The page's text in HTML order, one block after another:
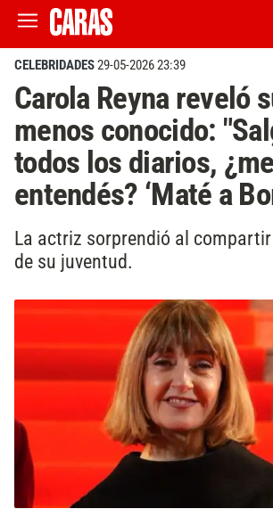
CELEBRIDADES29-05-2026 23:39
Carola Reyna reveló
menos conocido:
todos los diarios, ¿me
entendés? ‘Maté a
La actriz sorprendió al
de su juventud.